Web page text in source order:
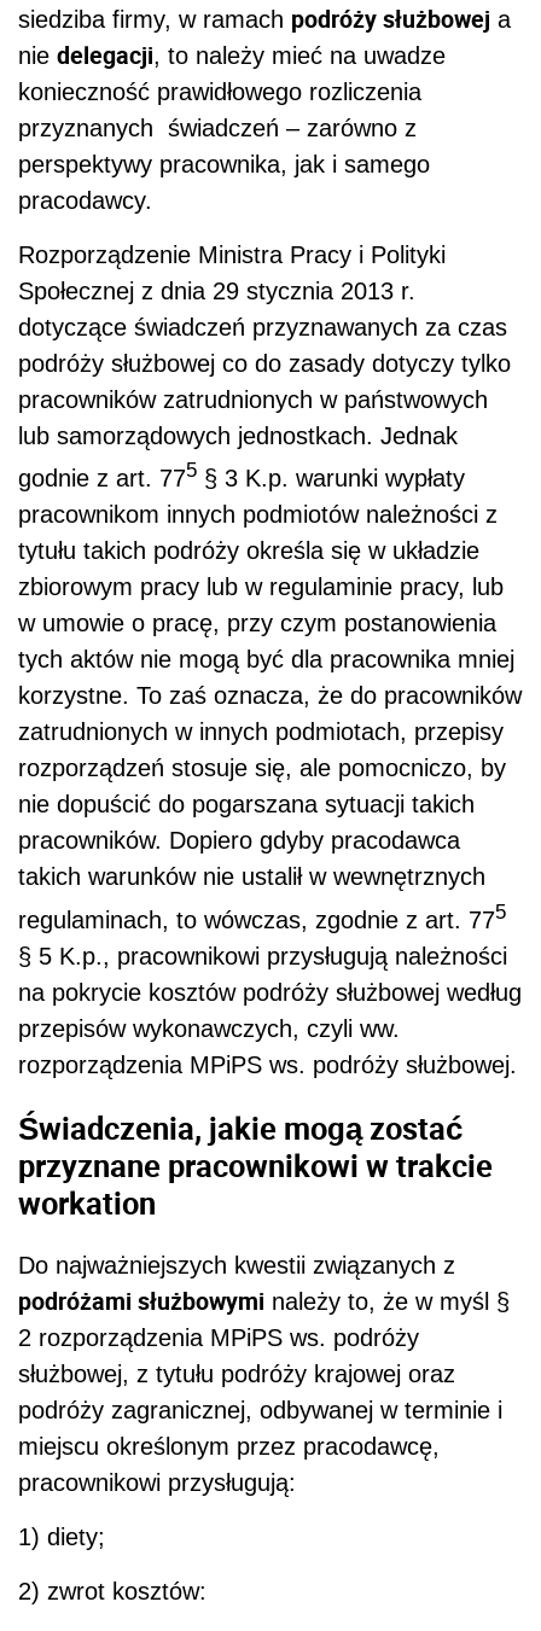
siedziba firmy, w ramach podróży służbowej a
nie delegacji, to należy mieć na uwadze
konieczność prawidłowego rozliczenia
przyznanych świadczeń – zarówno z
perspektywy pracownika, jak i samego
pracodawcy.
Rozporządzenie Ministra Pracy i Polityki
Społecznej z dnia 29 stycznia 2013 r.
dotyczące świadczeń przyznawanych za czas
podróży służbowej co do zasady dotyczy tylko
pracowników zatrudnionych w państwowych
lub samorządowych jednostkach. Jednak
godnie z art. 775 § 3 K.p. warunki wypłaty
pracownikom innych podmiotów należności z
tytułu takich podróży określa się w układzie
zbiorowym pracy lub w regulaminie pracy, lub
w umowie o pracę, przy czym postanowienia
tych aktów nie mogą być dla pracownika mniej
korzystne. To zaś oznacza, że do pracowników
zatrudnionych w innych podmiotach, przepisy
rozporządzeń stosuje się, ale pomocniczo, by
nie dopuścić do pogarszana sytuacji takich
pracowników. Dopiero gdyby pracodawca
takich warunków nie ustalił w wewnętrznych
regulaminach, to wówczas, zgodnie z art. 775
§ 5 K.p., pracownikowi przysługują należności
na pokrycie kosztów podróży służbowej według
przepisów wykonawczych, czyli ww.
rozporządzenia MPiPS ws. podróży służbowej.
Świadczenia, jakie mogą zostać
przyznane pracownikowi w trakcie
workation
Do najważniejszych kwestii związanych z
podróżami służbowymi należy to, że w myśl §
2 rozporządzenia MPiPS ws. podróży
służbowej, z tytułu podróży krajowej oraz
podróży zagranicznej, odbywanej w terminie i
miejscu określonym przez pracodawcę,
pracownikowi przysługują:
1) diety;
2) zwrot kosztów: